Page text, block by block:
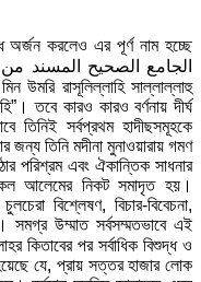
অর্জন করলেও এর পূর্ণ নাম হচ্ছে
الجامع الصحيح المسند
তবে কারও কারও বর্ণনায় দীর্ঘ
তিনিই সর্বপ্রথম হাদীছসমূহকে
তিনি মদীনা মুনাওয়ারায় গমণ
পরিশ্রম এবং ঐকান্তিক সাধনার
আলেমের নিকট সমাদৃত হয়।
বিশ্লেষণ, বিচার-বিবেচনা,
সমগ্র উম্মাত সর্বসম্মতভাবে এই
যে, প্রায় সত্তর হাজার লোক